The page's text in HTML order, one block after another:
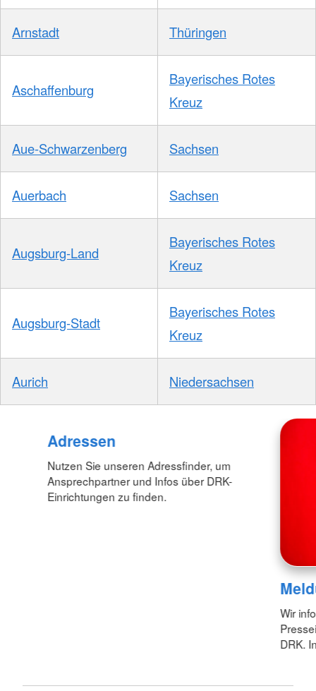
Arnstadt Thüringen
Aschaffenburg
Bayerisches Rotes
Kreuz
Aue-Schwarzenberg Sachsen
Auerbach Sachsen
Augsburg-Land
Bayerisches Rotes
Kreuz
Augsburg-Stadt
Bayerisches Rotes
Kreuz
Aurich Niedersachsen
Adressen
Nutzen Sie unseren Adressfinder, um
Ansprechpartner und Infos über DRK-
Einrichtungen zu finden.
Wir
DRK.